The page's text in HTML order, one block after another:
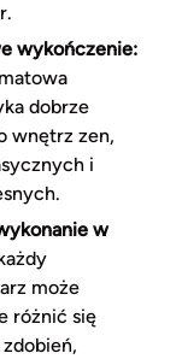
wykończenie:
dobrze
wnętrz zen,
i
w
może
różnić się